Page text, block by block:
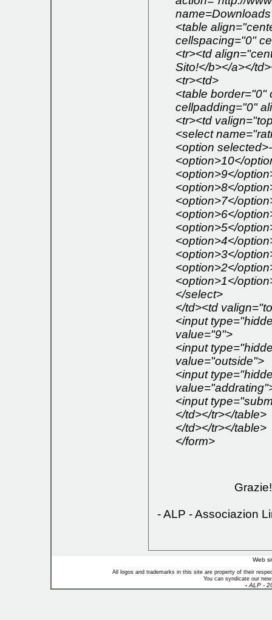
<table
cellspacing="0"
<tr><td
Sito!</b></a></
<tr><td>
<table border="0"
cellpadding="0"
<tr><td
<select
<option
<option>10</
<option>9</
<option>8</
<option>7</
<option>6</
<option>5</
<option>4</
<option>3</
<option>2</
<option>1</
</select>
</td><td
<input
value="9">
<input
value="outside">
<input
<input
</td></tr></table>
</td></tr></table>
</form>
- ALP - Associazion
Web
All logos and trademarks in this site are property of their
You can syndicate our
- ALP -